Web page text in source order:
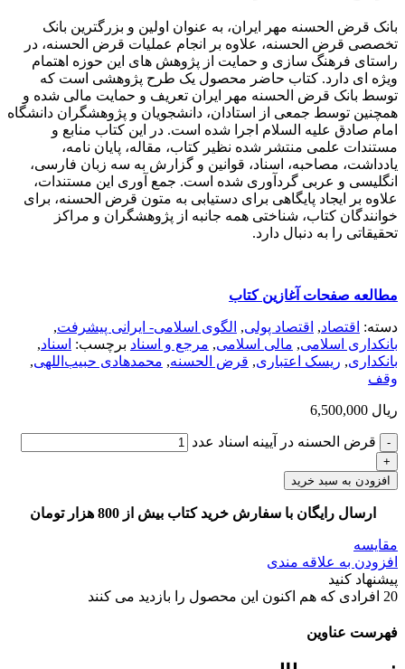
بانک قرض الحسنه مهر ایران، به عنوان اولین و بزرگترین بانک
تخصصی قرض الحسنه، علاوه بر انجام عملیات قرض الحسنه، در
راستای فرهنگ سازی و حمایت از پژوهش های این حوزه اهتمام
ویژه ای دارد. کتاب حاضر محصول یک طرح پژوهشی است که
توسط بانک قرض الحسنه مهر ایران تعریف و حمایت مالی شده و
همچنین توسط جمعی از استادان، دانشجویان و پژوهشگران دانشگاه
امام صادق علیه السلام اجرا شده است. در این کتاب منابع و
مستندات علمی منتشر شده نظیر کتاب، مقاله، پایان نامه،
یادداشت، مصاحبه، اسناد، قوانین و گزارش به سه زبان فارسی،
انگلیسی و عربی گردآوری شده است. جمع آوری این مستندات،
علاوه بر ایجاد پایگاهی برای دستیابی به متون قرض الحسنه، برای
خوانندگان کتاب، شناختی همه جانبه از پژوهشگران و مراکز
تحقیقاتی را به دنبال دارد.
مطالعه صفحات آغازین کتاب
دسته: اقتصاد, اقتصاد پولی, الگوی اسلامی- ایرانی پیشرفت,
بانکداری اسلامی, مالی اسلامی, مرجع و اسناد برچسب: اسناد,
بانکداری, ریسک اعتباری, قرض الحسنه, محمدهادی حبیب‌اللهی,
وقف
ریال
قرض ‎الحسنه در آیینه اسناد عدد
افزودن به سبد خرید
ارسال رایگان با سفارش خرید کتاب بیش از 800 هزار تومان
مقایسه
افزودن به علاقه مندی
پیشنهاد کنید
20 افرادی که هم اکنون این محصول را بازدید می کنند
فهرست عناوین